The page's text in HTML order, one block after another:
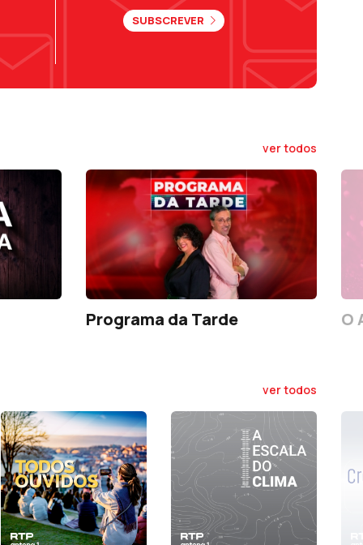
SUBSCREVER
ver todos
Programa da Tarde O
ver todos